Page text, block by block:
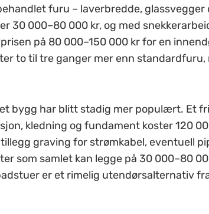
furu – laverbredde,
30 000–80 000 kr, og med
på 80 000–150 000 kr for en
to til tre ganger mer enn standardfuru,
bygg har blitt stadig mer populært. Et
kledning og fundament koster 120
graving for strømkabel, eventuell
som samlet kan legge på 30 000–80
er et rimelig utendørsalternativ